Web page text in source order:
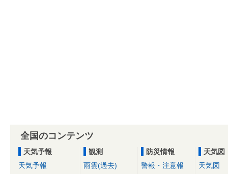
全国のコンテンツ
天気予報
天気予報
観測
雨雲(過去)
防災情報
警報・注意報
天気図
天気図